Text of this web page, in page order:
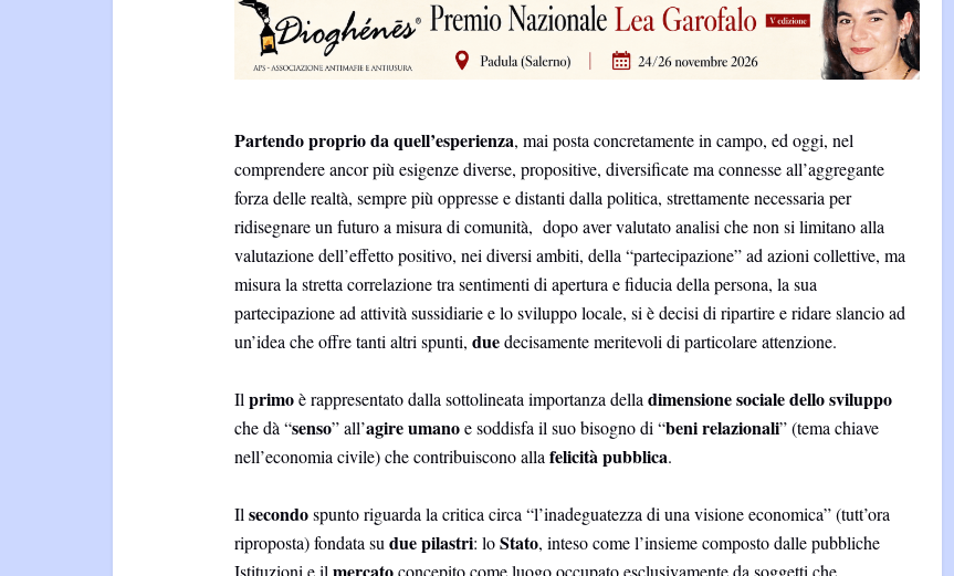
Partendo proprio da quell’esperienza, mai posta concretamente in campo, ed oggi, nel
comprendere ancor più esigenze diverse, propositive, diversificate ma connesse all’aggregante
forza delle realtà, sempre più oppresse e distanti dalla politica, strettamente necessaria per
ridisegnare un futuro a misura di comunità, dopo aver valutato analisi che non si limitano alla
valutazione dell’effetto positivo, nei diversi ambiti, della “partecipazione” ad azioni collettive, ma
misura la stretta correlazione tra sentimenti di apertura e fiducia della persona, la sua
partecipazione ad attività sussidiarie e lo sviluppo locale, si è decisi di ripartire e ridare slancio ad
un’idea che offre tanti altri spunti, duedecisamente meritevoli di particolare attenzione.
Il primoè rappresentato dalla sottolineata importanza della dimensione socialedello sviluppo
che dà “senso” all’agire umanoe soddisfa il suo bisogno di “beni relazionali” (tema chiave
nell’economia civile) che contribuiscono alla felicità pubblica.
Il secondospunto riguarda la critica circa “l’inadeguatezza di una visione economica” (tutt’ora
riproposta) fondata su due pilastri: loStato, inteso come l’insieme composto dalle pubbliche
Istituzioni e il mercatoconcepito come luogo occupato esclusivamente da soggetti che